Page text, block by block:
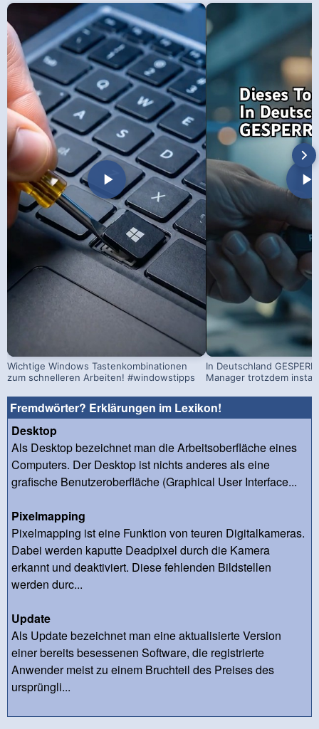
Wichtige Windows Tastenkombinationen
zum schnelleren Arbeiten! #windowstipps
In Deutschland
Manager trotzdem
Fremdwörter? Erklärungen im Lexikon!
Desktop
Als Desktop bezeichnet man die Arbeitsoberfläche eines
Computers. Der Desktop ist nichts anderes als eine
grafische Benutzeroberfläche (Graphical User Interface...
Pixelmapping
Pixelmapping ist eine Funktion von teuren Digitalkameras.
Dabei werden kaputte Deadpixel durch die Kamera
erkannt und deaktiviert. Diese fehlenden Bildstellen
werden durc...
Update
Als Update bezeichnet man eine aktualisierte Version
einer bereits besessenen Software, die registrierte
Anwender meist zu einem Bruchteil des Preises des
ursprüngli...